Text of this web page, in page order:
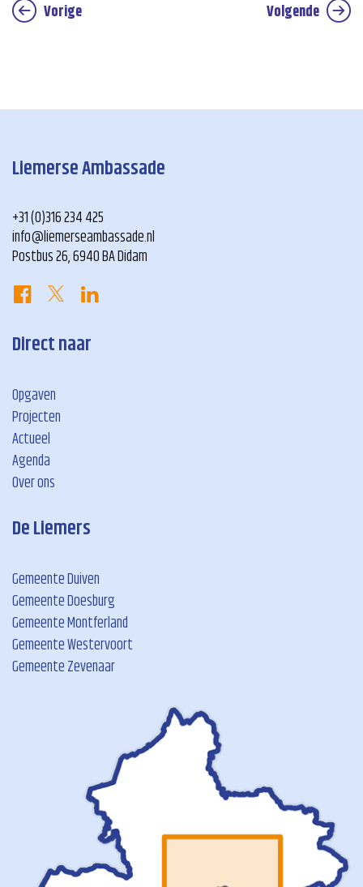
Vorige Volgende
Liemerse Ambassade
+31 (0)316 234 425
info@liemerseambassade.nl
Postbus 26, 6940 BA Didam
Direct naar
Opgaven
Projecten
Actueel
Agenda
Over ons
De Liemers
Gemeente Duiven
Gemeente Doesburg
Gemeente Montferland
Gemeente Westervoort
Gemeente Zevenaar